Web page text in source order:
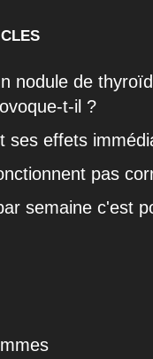
nodule de
t-il ?
ses effets
pas
semaine c'est